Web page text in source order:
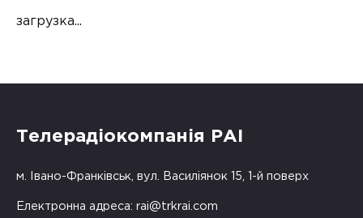
загрузка...
Телерадіокомпанія РАІ
м. Івано-Франківськ, вул. Василіянок 15, 1-й поверх
Електронна адреса: rai@trkrai.com